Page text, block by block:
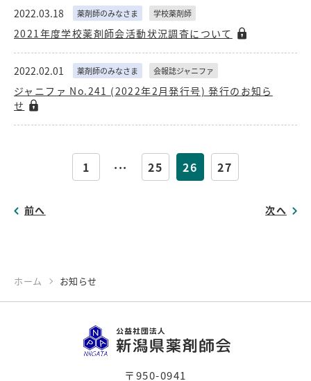
2022.03.18 薬剤師のみなさま 学校薬剤師
2021年度学校薬剤師会活動状況調査について
2022.02.01 薬剤師のみなさま 会報誌ジャニファ
ジャニファ No.241 (2022年2月発行号) 発行のお知ら
せ
1
前へ
... 25 26 27
次へ
ホーム お知らせ
〒950-0941